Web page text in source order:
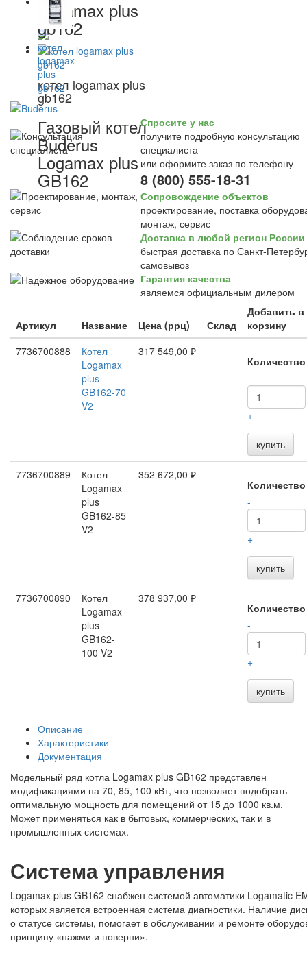
Logamax plus
gb162
котел logamax plus
gb162
Газовый котел
Buderus
Logamax plus
GB162
Спросите у нас
получите подробную консультацию
специалиста
или оформите заказ по телефону
8 (800) 555-18-31
Сопровождение объектов
проектирование, поставка
монтаж, сервис
Доставка в любой регион России
быстрая доставка по Санкт-
самовывоз
Гарантия качества
являемся официальным дилером
Артикул Название Цена (ррц) Склад
Добавить в
корзину
7736700888
Котел
Logamax
plus
GB162-70
V2
317 549,00 ₽
Количество
-
+
купить
7736700889
Котел
Logamax
plus
GB162-85
V2
352 672,00 ₽
Количество
-
+
купить
7736700890
Котел
Logamax
plus
GB162-
100 V2
378 937,00 ₽
Количество
-
+
купить
Описание
Характеристики
Документация
Модельный ряд котла Logamax plus GB162 представлен
модификациями на 70, 85, 100 кВт, что позволяет подобрать
оптимальную мощность для помещений от 15 до 1000 кв.м.
Может применяться как в бытовых, коммерческих, так и в
промышленных системах.
Система управления
Logamax plus GB162 снабжен системой автоматики Logamatic
которых является встроенная система диагностики.
о статусе системы, помогает в обслуживании и ремонте
принципу «нажми и поверни».